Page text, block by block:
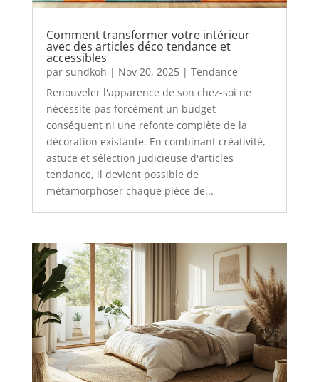
Comment transformer votre intérieur
avec des articles déco tendance et
accessibles
par sundkoh | Nov 20, 2025| Tendance
Renouveler l'apparence de son chez-soi ne
nécessite pas forcément un budget
conséquent ni une refonte complète de la
décoration existante. En combinant créativité,
astuce et sélection judicieuse d'articles
tendance, il devient possible de
métamorphoser chaque pièce de...